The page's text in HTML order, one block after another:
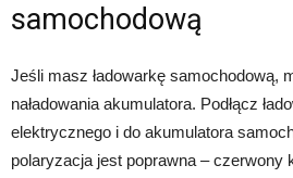
samochodową
Jeśli masz ładowarkę samochodową,
naładowania akumulatora. Podłącz
elektrycznego i do akumulatora
polaryzacja jest poprawna – czerwony